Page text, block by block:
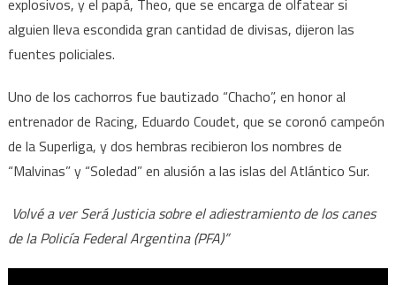
explosivos, y el papá, Theo, que se encarga de olfatear si
alguien lleva escondida gran cantidad de divisas, dijeron las
fuentes policiales.
Uno de los cachorros fue bautizado “Chacho”, en honor al
entrenador de Racing, Eduardo Coudet, que se coronó campeón
de la Superliga, y dos hembras recibieron los nombres de
“Malvinas” y “Soledad” en alusión a las islas del Atlántico Sur.
Volvé a ver Será Justicia sobre el adiestramiento de los canes
de la Policía Federal Argentina (PFA)”